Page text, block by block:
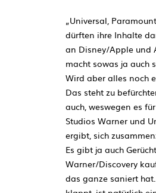
„Universal,
dürften ihre Inhalte
an Disney/Apple und
macht sowas ja auch
Wird aber alles noch
Das steht zu
auch, weswegen es
Studios Warner und
ergibt, sich
Es gibt ja auch
Warner/Discovery
das ganze saniert